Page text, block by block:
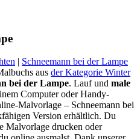
| Schneemann bei der Lampe
aus der Kategorie Winter
bei der Lampe. Lauf und male
Computer oder Handy-
Malvorlage – Schneemann bei
Version erhältlich. Du
Malvorlage drucken oder